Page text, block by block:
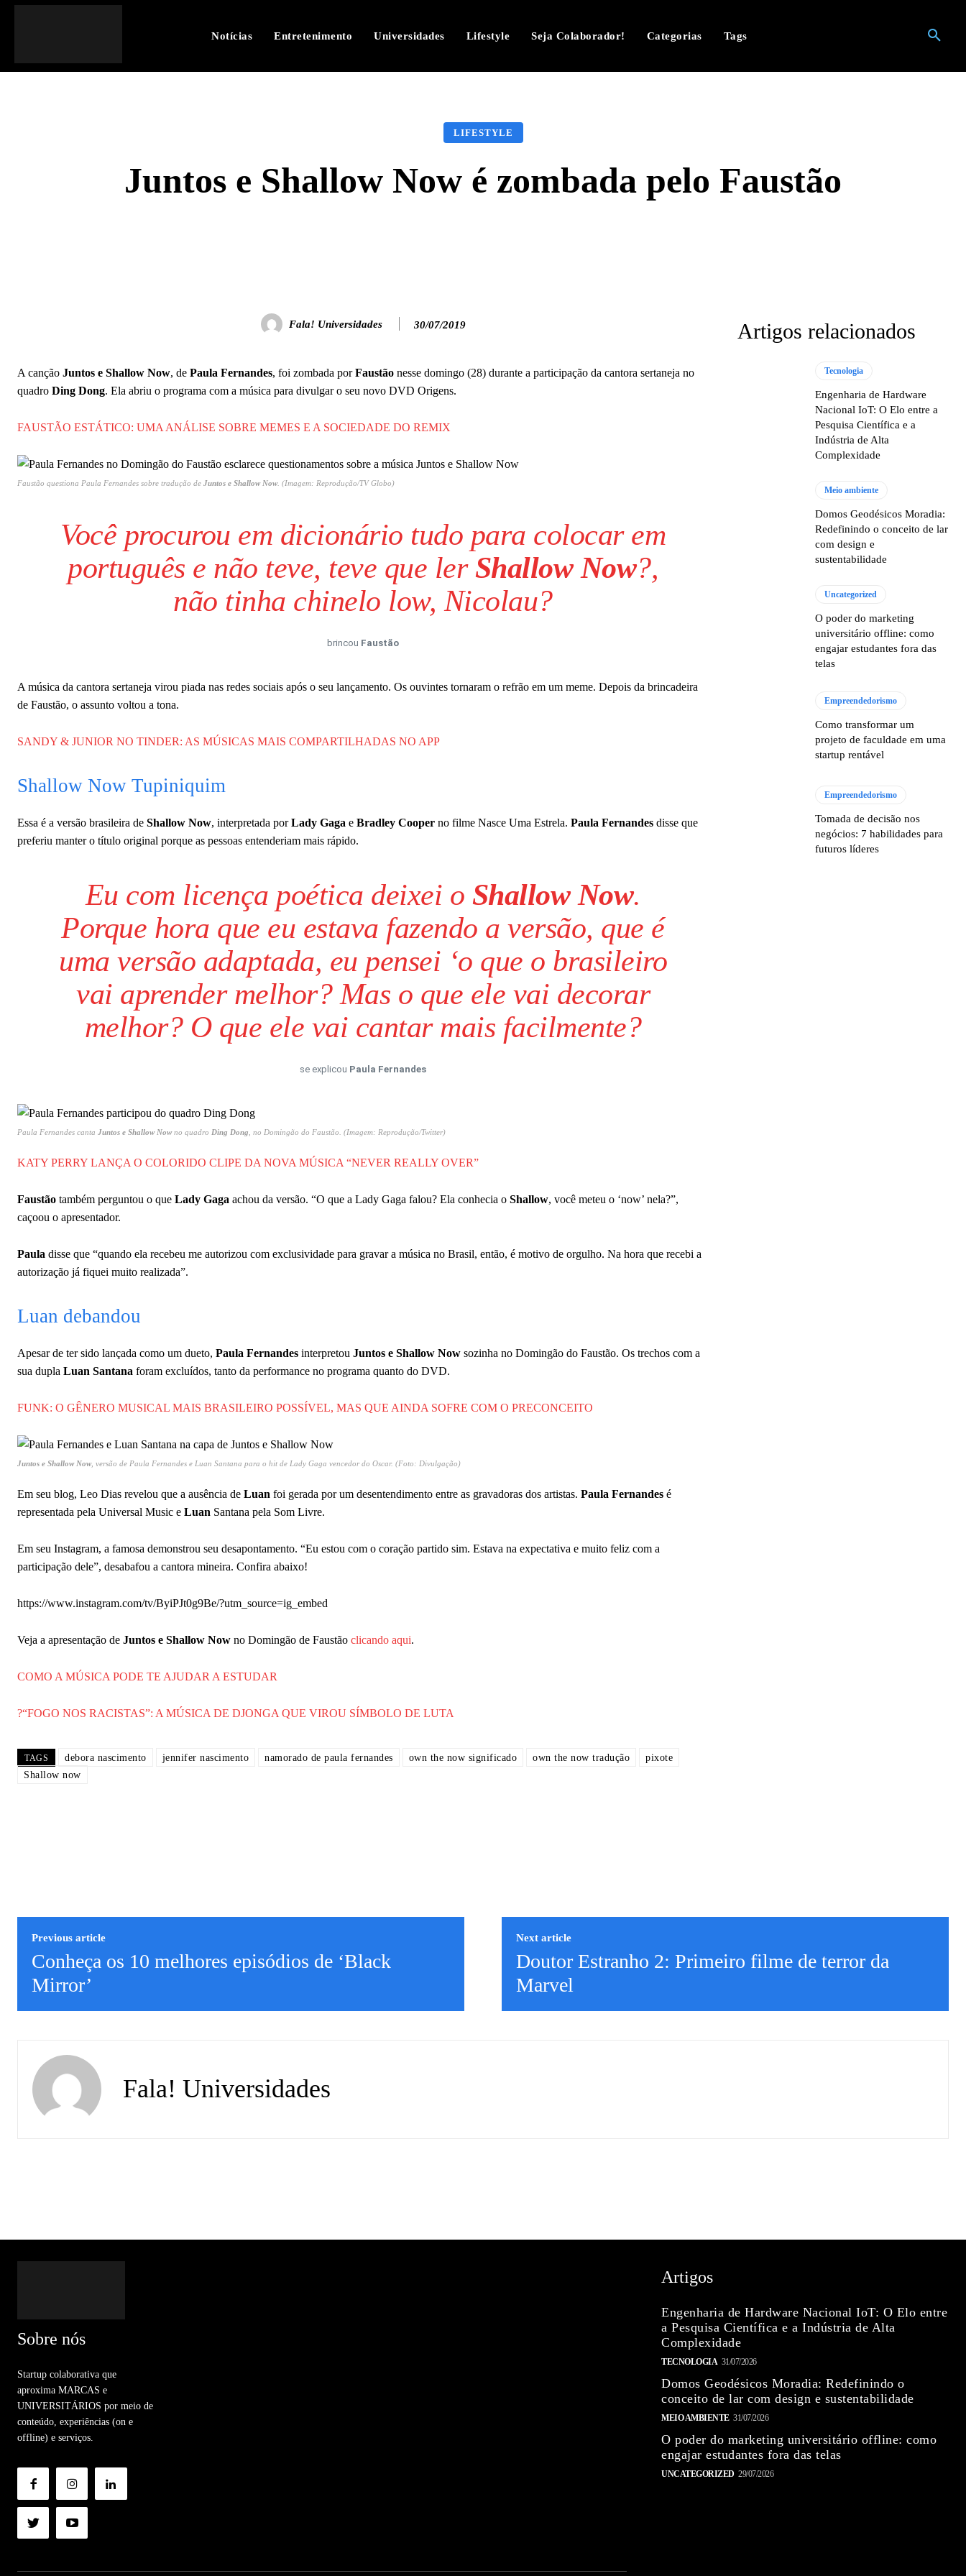
Notícias Entretenimento Universidades Lifestyle Seja Colaborador! Categorias Tags
LIFESTYLE
Juntos e Shallow Now é zombada pelo Faustão
Fala! Universidades 30/07/2019
A canção Juntos e Shallow Now, de Paula Fernandes, foi zombada porFaustão nesse domingo (28) durante a participação da cantora sertaneja no
quadro Ding Dong. Ela abriu o programa com a música para divulgar o seu novo DVD Origens.
FAUSTÃO ESTÁTICO: UMA ANÁLISE SOBRE MEMES E A SOCIEDADE DO REMIX
Faustão questiona Paula Fernandes sobre tradução de Juntos e Shallow Now. (Imagem: Reprodução/TV Globo)
Você procurou em dicionário tudo para colocar em
português e não teve, teve que ler Shallow Now?,
não tinha chinelo low, Nicolau?
brincou Faustão
A música da cantora sertaneja virou piada nas redes sociais após o seu lançamento. Os ouvintes tornaram o refrão em um meme. Depois da brincadeira
de Faustão, o assunto voltou a tona.
SANDY & JUNIOR NO TINDER: AS MÚSICAS MAIS COMPARTILHADAS NO APP
Shallow Now Tupiniquim
Essa é a versão brasileira de Shallow Now, interpretada porLady Gaga e Bradley Cooper no filme Nasce Uma Estrela. Paula Fernandes disse que
preferiu manter o título original porque as pessoas entenderiam mais rápido.
Eu com licença poética deixei o Shallow Now.
Porque hora que eu estava fazendo a versão, que é
uma versão adaptada, eu pensei ‘o que o brasileiro
vai aprender melhor? Mas o que ele vai decorar
melhor? O que ele vai cantar mais facilmente?
se explicou Paula Fernandes
Paula Fernandes canta Juntos e Shallow Nowno quadro Ding Dong , no Domingão do Faustão. (Imagem: Reprodução/Twitter)
KATY PERRY LANÇA O COLORIDO CLIPE DA NOVA MÚSICA “NEVER REALLY OVER”
Faustão também perguntou o que Lady Gaga achou da versão. “O que a Lady Gaga falou? Ela conhecia o Shallow, você meteu o ‘now’ nela?”,
caçoou o apresentador.
Paula disse que “quando ela recebeu me autorizou com exclusividade para gravar a música no Brasil, então, é motivo de orgulho. Na hora que recebi a
autorização já fiquei muito realizada”.
Luan debandou
Apesar de ter sido lançada como um dueto, Paula Fernandes interpretou Juntos e Shallow Now sozinha no Domingão do Faustão. Os trechos com a
sua dupla Luan Santana foram excluídos, tanto da performance no programa quanto do DVD.
FUNK: O GÊNERO MUSICAL MAIS BRASILEIRO POSSÍVEL, MAS QUE AINDA SOFRE COM O PRECONCEITO
Juntos e Shallow Now, versão de Paula Fernandes e Luan Santana para o hit de Lady Gaga vencedor do Oscar. (Foto: Divulgação)
Em seu blog, Leo Dias revelou que a ausência de Luan foi gerada por um desentendimento entre as gravadoras dos artistas. Paula Fernandes é
representada pela Universal Music e Luan Santana pela Som Livre.
Em seu Instagram, a famosa demonstrou seu desapontamento. “Eu estou com o coração partido sim. Estava na expectativa e muito feliz com a
participação dele”, desabafou a cantora mineira. Confira abaixo!
https://www.instagram.com/tv/ByiPJt0g9Be/?utm_source=ig_embed
Veja a apresentação de Juntos e Shallow Now no Domingão de Faustão clicando aqui.
COMO A MÚSICA PODE TE AJUDAR A ESTUDAR
?“FOGO NOS RACISTAS”: A MÚSICA DE DJONGA QUE VIROU SÍMBOLO DE LUTA
TAGS debora nascimento jennifer nascimento namorado de paula fernandes own the now significado own the now tradução
pixote
Shallow now
Artigos relacionados
Tecnologia
Engenharia de Hardware
Nacional IoT: O Elo entre a
Pesquisa Científica e a
Indústria de Alta
Complexidade
Meio ambiente
Domos Geodésicos Moradia:
Redefinindo o conceito de lar
com design e
sustentabilidade
Uncategorized
O poder do marketing
universitário offline: como
engajar estudantes fora das
telas
Empreendedorismo
Como transformar um
projeto de faculdade em uma
startup rentável
Empreendedorismo
Tomada de decisão nos
negócios: 7 habilidades para
futuros líderes
Previous article
Conheça os 10 melhores episódios de ‘Black
Mirror’
Next article
Doutor Estranho 2: Primeiro filme de terror da
Marvel
Fala! Universidades
Sobre nós
Startup colaborativa que
aproxima MARCAS e
UNIVERSITÁRIOS por meio de
conteúdo, experiências (on e
offline) e serviços.
Artigos
Engenharia de Hardware Nacional IoT: O Elo entre
a Pesquisa Científica e a Indústria de Alta
Complexidade
TECNOLOGIA 31/07/2026
Domos Geodésicos Moradia: Redefinindo o
conceito de lar com design e sustentabilidade
MEIO AMBIENTE 31/07/2026
O poder do marketing universitário offline: como
engajar estudantes fora das telas
UNCATEGORIZED 29/07/2026